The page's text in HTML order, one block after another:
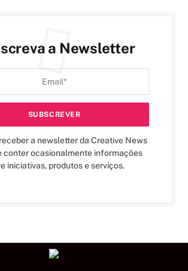
a Newsletter
a newsletter da Creative News
conter ocasionalmente informações
iniciativas, produtos e serviços.